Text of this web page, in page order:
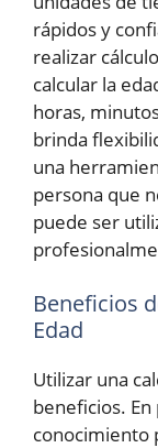
rápidos y
realizar
calcular la
horas,
brinda
una
persona que
puede ser
Beneficios
Edad
Utilizar una
beneficios.
conocimiento